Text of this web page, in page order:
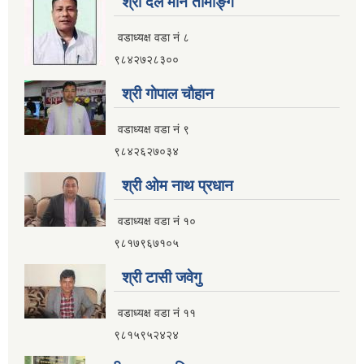
वडाध्यक्ष वडा नं ८
९८४२७२८३००
श्री गाेपाल चाैहान
वडाध्यक्ष वडा नं ९
९८४२६२७०३४
श्री ओम नाथ प्रधान
वडाध्यक्ष वडा नं १०
९८१७९६७१०५
श्री टासी जवेगु
वडाध्यक्ष वडा नं ११
९८१५९५२४२४